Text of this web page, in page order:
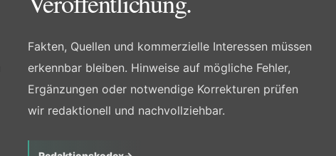
Fakten, Quellen und kommerzielle Interessen müssen
erkennbar bleiben. Hinweise auf mögliche Fehler,
Ergänzungen oder notwendige Korrekturen prüfen
wir redaktionell und nachvollziehbar.